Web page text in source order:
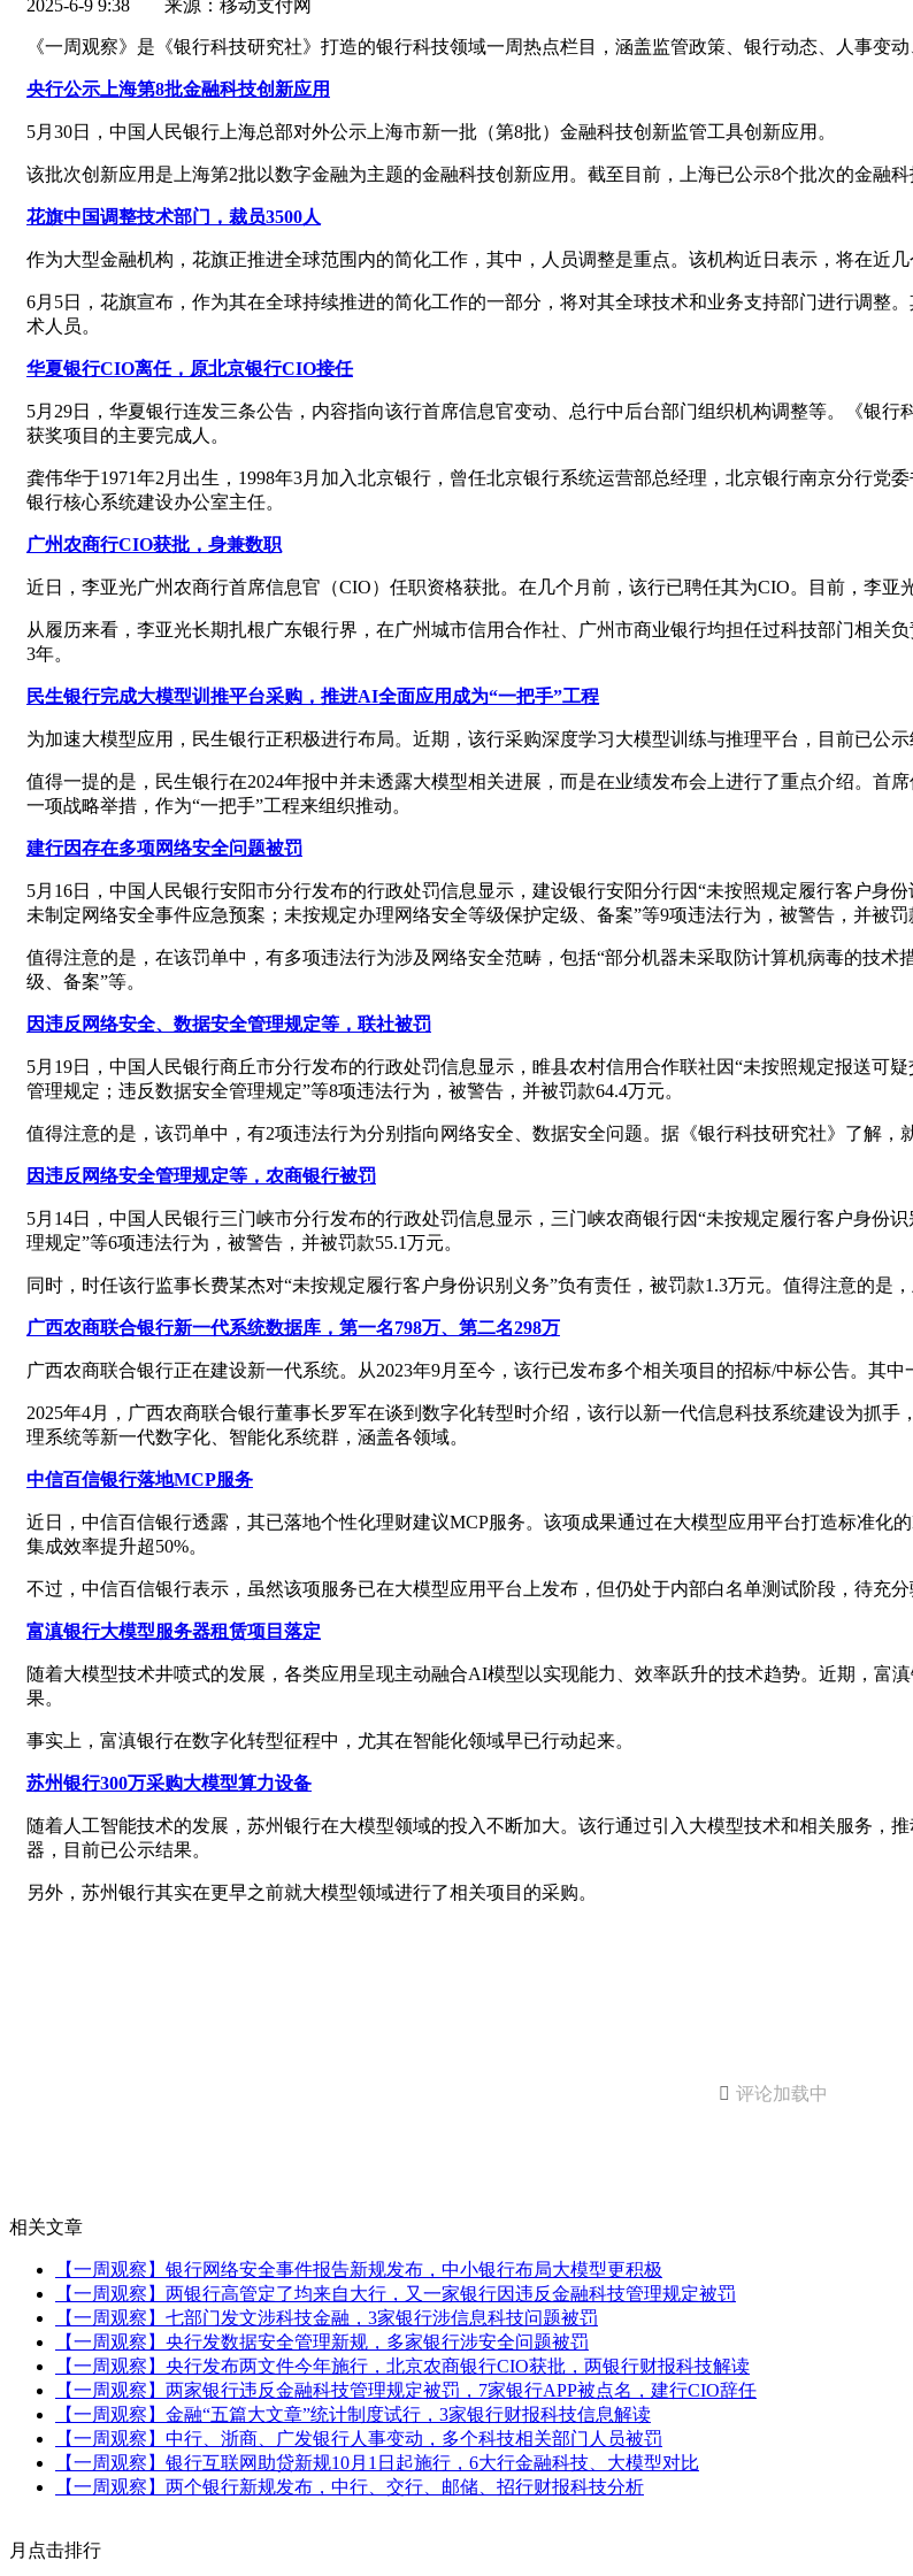
2025-6-9 9:38 来源：移动支付网
《一周观察》是《银行科技研究社》打造的银行科技领域一周热点栏目，涵盖监管政策、银行动态、人事变
央行公示上海第8批金融科技创新应用
5月30日，中国人民银行上海总部对外公示上海市新一批（第8批）金融科技创新监管工具创新应用。
该批次创新应用是上海第2批以数字金融为主题的金融科技创新应用。截至目前，上海已公示8个批次的金融科
花旗中国调整技术部门，裁员3500人
作为大型金融机构，花旗正推进全球范围内的简化工作，其中，人员调整是重点。该机构近日表示，将在近几
6月5日，花旗宣布，作为其在全球持续推进的简化工作的一部分，将对其全球技术和业务支持部门进行调整
术人员。
华夏银行CIO离任，原北京银行CIO接任
5月29日，华夏银行连发三条公告，内容指向该行首席信息官变动、总行中后台部门组织机构调整等。《银
获奖项目的主要完成人。
龚伟华于1971年2月出生，1998年3月加入北京银行，曾任北京银行系统运营部总经理，北京银行南京分行
银行核心系统建设办公室主任。
广州农商行CIO获批，身兼数职
近日，李亚光广州农商行首席信息官（CIO）任职资格获批。在几个月前，该行已聘任其为CIO。目前，李亚
从履历来看，李亚光长期扎根广东银行界，在广州城市信用合作社、广州市商业银行均担任过科技部门相关
3年。
民生银行完成大模型训推平台采购，推进AI全面应用成为“一把手”工程
为加速大模型应用，民生银行正积极进行布局。近期，该行采购深度学习大模型训练与推理平台，目前已公示
值得一提的是，民生银行在2024年报中并未透露大模型相关进展，而是在业绩发布会上进行了重点介绍。首
一项战略举措，作为“一把手”工程来组织推动。
建行因存在多项网络安全问题被罚
5月16日，中国人民银行安阳市分行发布的行政处罚信息显示，建设银行安阳分行因“未按照规定履行客户身
未制定网络安全事件应急预案；未按规定办理网络安全等级保护定级、备案”等9项违法行为，被警告，并被罚
值得注意的是，在该罚单中，有多项违法行为涉及网络安全范畴，包括“部分机器未采取防计算机病毒的技
级、备案”等。
因违反网络安全、数据安全管理规定等，联社被罚
5月19日，中国人民银行商丘市分行发布的行政处罚信息显示，睢县农村信用合作联社因“未按照规定报送可
管理规定；违反数据安全管理规定”等8项违法行为，被警告，并被罚款64.4万元。
值得注意的是，该罚单中，有2项违法行为分别指向网络安全、数据安全问题。据《银行科技研究社》了解，
因违反网络安全管理规定等，农商银行被罚
5月14日，中国人民银行三门峡市分行发布的行政处罚信息显示，三门峡农商银行因“未按规定履行客户身份
理规定”等6项违法行为，被警告，并被罚款55.1万元。
同时，时任该行监事长费某杰对“未按规定履行客户身份识别义务”负有责任，被罚款1.3万元。值得注意的是
广西农商联合银行新一代系统数据库，第一名798万、第二名298万
广西农商联合银行正在建设新一代系统。从2023年9月至今，该行已发布多个相关项目的招标/中标公告。其
2025年4月，广西农商联合银行董事长罗军在谈到数字化转型时介绍，该行以新一代信息科技系统建设为抓
理系统等新一代数字化、智能化系统群，涵盖各领域。
中信百信银行落地MCP服务
近日，中信百信银行透露，其已落地个性化理财建议MCP服务。该项成果通过在大模型应用平台打造标准化
集成效率提升超50%。
不过，中信百信银行表示，虽然该项服务已在大模型应用平台上发布，但仍处于内部白名单测试阶段，待充分
富滇银行大模型服务器租赁项目落定
随着大模型技术井喷式的发展，各类应用呈现主动融合AI模型以实现能力、效率跃升的技术趋势。近期，富
果。
事实上，富滇银行在数字化转型征程中，尤其在智能化领域早已行动起来。
苏州银行300万采购大模型算力设备
随着人工智能技术的发展，苏州银行在大模型领域的投入不断加大。该行通过引入大模型技术和相关服务，
器，目前已公示结果。
另外，苏州银行其实在更早之前就大模型领域进行了相关项目的采购。
 评论加载中
相关文章
【一周观察】银行网络安全事件报告新规发布，中小银行布局大模型更积极
【一周观察】两银行高管定了均来自大行，又一家银行因违反金融科技管理规定被罚
【一周观察】七部门发文涉科技金融，3家银行涉信息科技问题被罚
【一周观察】央行发数据安全管理新规，多家银行涉安全问题被罚
【一周观察】央行发布两文件今年施行，北京农商银行CIO获批，两银行财报科技解读
【一周观察】两家银行违反金融科技管理规定被罚，7家银行APP被点名，建行CIO辞任
【一周观察】金融“五篇大文章”统计制度试行，3家银行财报科技信息解读
【一周观察】中行、浙商、广发银行人事变动，多个科技相关部门人员被罚
【一周观察】银行互联网助贷新规10月1日起施行，6大行金融科技、大模型对比
【一周观察】两个银行新规发布，中行、交行、邮储、招行财报科技分析
月点击排行